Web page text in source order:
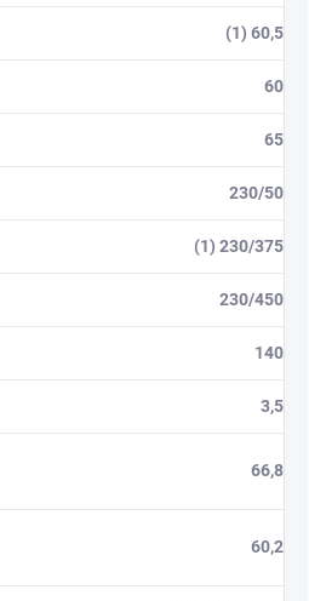
(1) 60,5
60
65
230/50
(1) 230/375
230/450
140
3,5
66,8
60,2